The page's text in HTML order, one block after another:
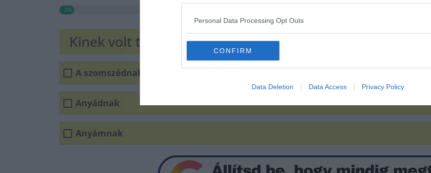
Personal Data Processing Opt Outs
CONFIRM
Data Deletion Data Access Privacy Policy
0%
Kinek volt tyúkja?
A szomszédnak
Anyádnak
Anyámnak